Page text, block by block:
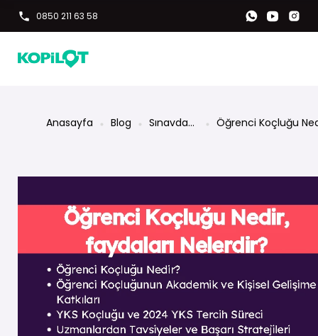
0850 211 63 58
Anasayfa Blog
Sınavdaki
Öğrenci Koçluğu